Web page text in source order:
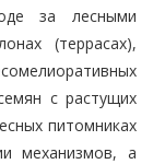
за лесными
(террасах),
с растущих
питомниках
механизмов, а